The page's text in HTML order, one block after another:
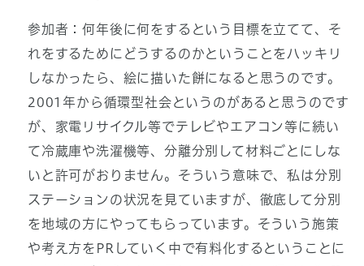
参加者：何年後に何をするという目標を立てて、そ
れをするためにどうするのかということをハッキリ
しなかったら、絵に描いた餅になると思うのです。
2001年から循環型社会というのがあると思うのです
が、家電リサイクル等でテレビやエアコン等に続い
て冷蔵庫や洗濯機等、分離分別して材料ごとにしな
いと許可がおりません。そういう意味で、私は分別
ステーションの状況を見ていますが、徹底して分別
を地域の方にやってもらっています。そういう施策
や考え方をPRしていく中で有料化するということに